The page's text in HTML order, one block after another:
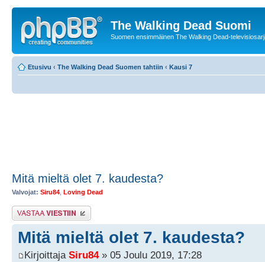
The Walking Dead Suomi
Suomen ensimmäinen The Walking Dead-
Etusivu ‹ The Walking Dead Suomen tahtiin ‹ Kausi 7
Mitä mieltä olet 7. kaudesta?
Valvojat: Siru84 Loving Dead
Lähetä vastaus
Mitä mieltä olet 7. kaudesta?
Kirjoittaja Siru84» 05 Joulu 2019, 17:28